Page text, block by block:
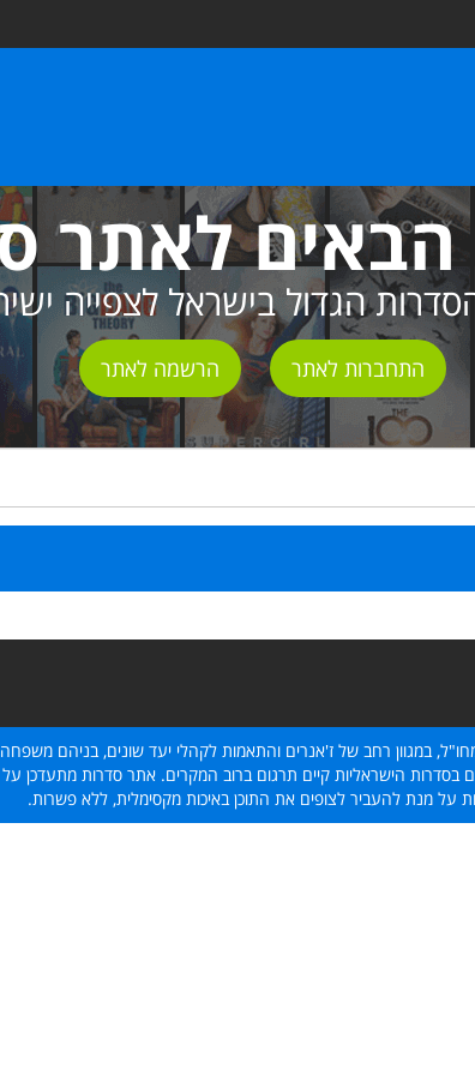
הבאים לאתר
הגדול בישראל לצפייה
התחברות לאתר הרשמה לאתר
במגוון רחב של ז'אנרים והתאמות לקהלי יעד שונים, בניהם
הישראליות קיים תרגום ברוב המקרים. אתר סדרות מתעדכן על
על מנת להעביר לצופים את התוכן באיכות מקסימלית, ללא פשרות.